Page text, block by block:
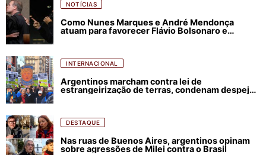
NOTÍCIAS
Como Nunes Marques e André Mendonça
atuam para favorecer Flávio Bolsonaro e
INTERNACIONAL
Argentinos marcham contra lei de
estrangeirização de terras, condenam despejos
DESTAQUE
Nas ruas de Buenos Aires, argentinos opinam
sobre agressões de Milei contra o Brasil